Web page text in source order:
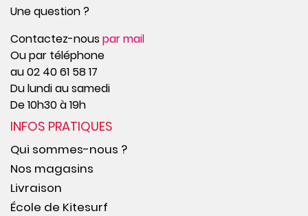
Une question ?
Contactez-nouspar mail
Ou par téléphone
au 02 40 61 58 17
Du lundi au samedi
De 10h30 à 19h
INFOS PRATIQUES
Qui sommes-nous ?
Nos magasins
Livraison
École de Kitesurf